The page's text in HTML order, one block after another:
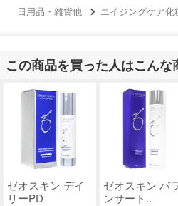
日用品・雑貨他 エイジングケア化
この商品を買った人はこん
ゼオスキン デイ
リーPD
ゼオスキン バ
ンサート..